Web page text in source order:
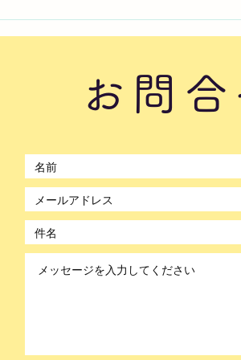
2026年8月7日曜日「の
©2021 by のぼかん。Wix.com で作
お問